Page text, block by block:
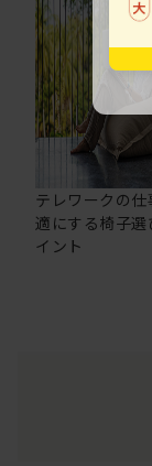
テレワークの仕
適にする椅子選
イント